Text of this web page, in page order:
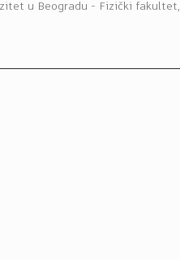
u Beogradu - Fizički fakultet,